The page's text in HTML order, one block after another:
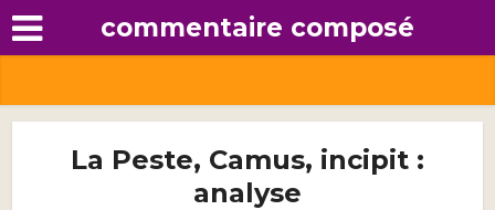
commentaire composé
La Peste, Camus, incipit :
analyse